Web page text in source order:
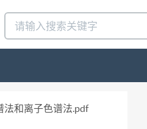
法和离子色谱法.pdf